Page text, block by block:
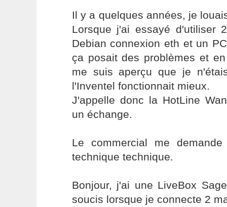
Il y a quelques années, je
Lorsque j'ai essayé d'utiliser
Debian connexion eth et un
ça posait des problèmes et
me suis aperçu que je
l'Inventel fonctionnait mieux.
J'appelle donc la HotLine
un échange.
Le commercial me
technique technique.
Bonjour, j'ai une LiveBox
soucis lorsque je connecte 2